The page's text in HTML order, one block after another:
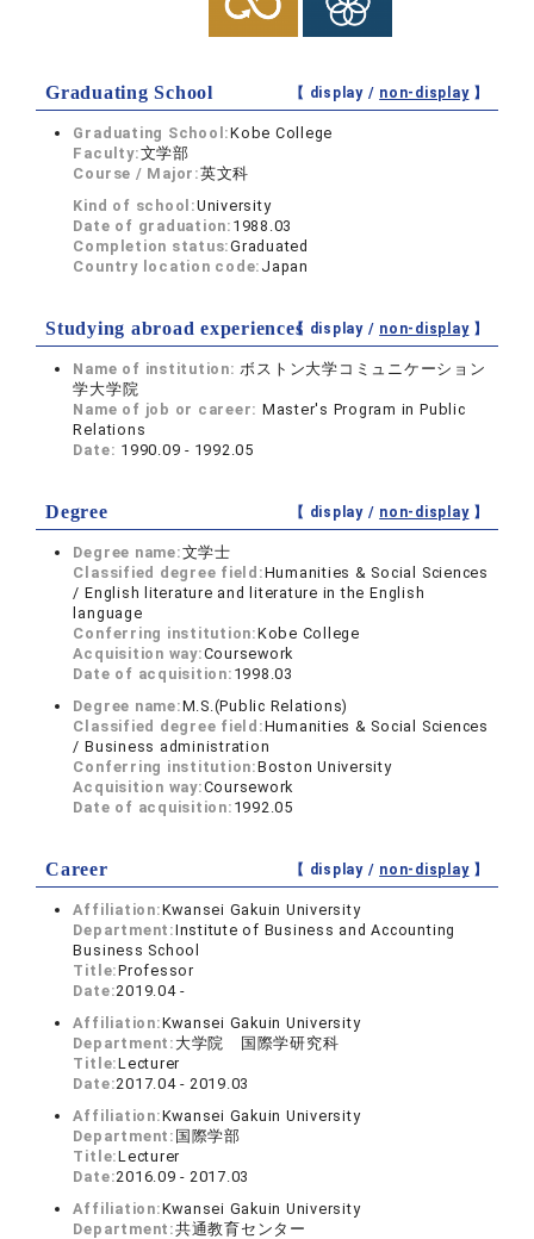
Graduating School 【 display / non-display】
Graduating School:Kobe College
Faculty:文学部
Course / Major:英文科
Kind of school:University
Date of graduation: 1988.03
Completion status:Graduated
Country location code: Japan
Studying abroad experiences【 display / non-display】
Name of institution:ボストン大学コミュニケーション
学大学院
Name of job or career: Master's Program in Public
Relations
Date: 1990.09 - 1992.05
Degree 【 display / non-display】
Degree name:文学士
Classified degree field:Humanities & Social Sciences
/ English literature and literature in the English
language
Conferring institution:Kobe College
Acquisition way:Coursework
Date of acquisition: 1998.03
Degree name:M.S.(Public Relations)
Classified degree field:Humanities & Social Sciences
/ Business administration
Conferring institution:Boston University
Acquisition way:Coursework
Date of acquisition: 1992.05
Career 【 display / non-display】
Affiliation:Kwansei Gakuin University
Department:Institute of Business and Accounting
Business School
Title:Professor
Date:2019.04 -
Affiliation:Kwansei Gakuin University
Department: 大学院 国際学研究科
Title:Lecturer
Date:2017.04 - 2019.03
Affiliation:Kwansei Gakuin University
Department: 国際学部
Title:Lecturer
Date:2016.09 - 2017.03
Affiliation:Kwansei Gakuin University
Department:共通教育センター